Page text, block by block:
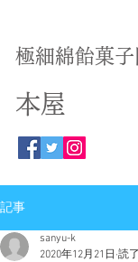
極細綿飴菓子
本屋
記事
sanyu-k
2020年12月21日 読